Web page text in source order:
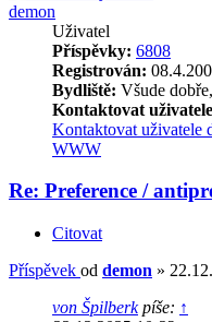
demon
Uživatel
Příspěvky: 6808
Registrován:
Bydliště: Všude
Kontaktovat
Kontaktovat uživatele
WWW
Re: Preference /
Citovat
Příspěvek od demon »
von Špilberkpíše: ↑